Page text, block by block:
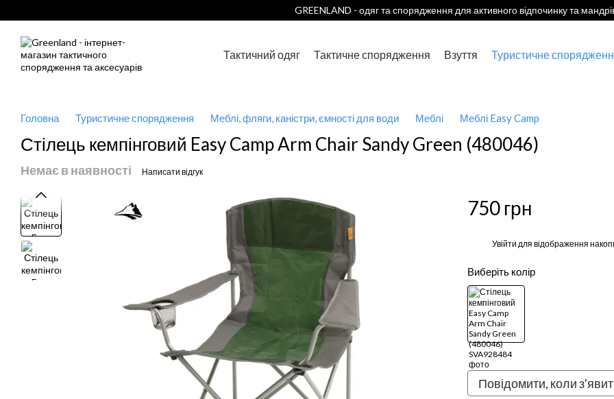
GREENLAND - одяг та спорядження для активного відпочинку та
Тактичний одяг Тактичне спорядження Взуття Туристичне
Головна Туристичне спорядження Меблі, фляги, каністри, ємності для води Меблі Меблі Easy Camp
Стілець кемпінговий Easy Camp Arm Chair Sandy Green (480046)
Немає в наявності Написати відгук
750 грн
Увійти для відображення
Виберіть колір
Повідомити, коли